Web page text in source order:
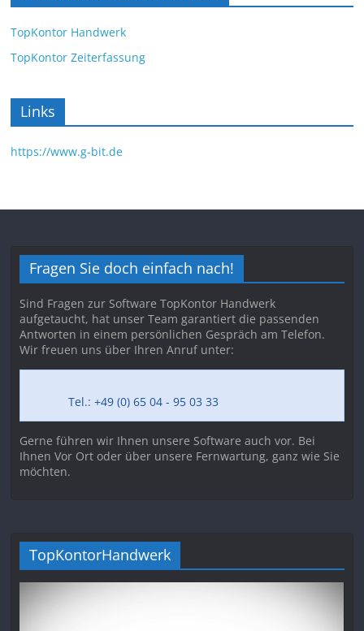
TopKontor Handwerk
TopKontor Zeiterfassung
Links
https://www.g-bit.de
Fragen Sie doch einfach nach!
Sind Fragen zur Software TopKontor Handwerk
aufgetaucht, hat unser Team garantiert die passenden
Antworten in einem persönlichen Gespräch am Telefon.
Wir freuen uns über Ihren Anruf unter:
Tel.: +49 (0) 65 04 - 95 03 33
Gerne führen wir Ihnen unsere Software auch vor. Bei
Ihnen Vor Ort oder über unsere Fernwartung, ganz wie Sie
möchten.
TopKontorHandwerk